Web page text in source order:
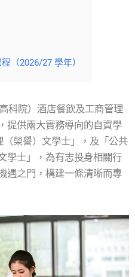
（2026/27 學年）
科院）酒店餐飲及工商管理
提供兩大實務導向的自資學
榮譽）文學士」，及「公共
學士」，為有志投身相關行
遇之門，構建一條清晰而專